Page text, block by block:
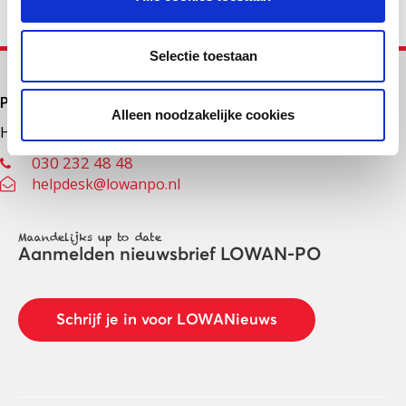
Selectie toestaan
Alleen noodzakelijke cookies
Primair onderwijs
Helpdesk LOWAN-PO
030 232 48 48
helpdesk@lowanpo.nl
Maandelijks up to date
Aanmelden nieuwsbrief LOWAN-PO
Schrijf je in voor LOWANieuws